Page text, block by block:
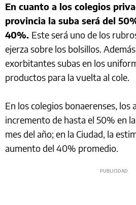
En cuanto a los colegios
provincia la suba será del
40%. Este será uno de los
ejerza sobre los bolsillos.
exorbitantes subas en los
productos para la vuelta al cole.
En los colegios bonaerenses, los
incremento de hasta el 50% en
mes del año; en la Ciudad, la
aumento del 40% promedio.